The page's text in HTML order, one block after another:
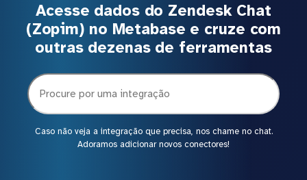
Acesse dados do Zendesk Chat
(Zopim) no Metabase e cruze com
outras dezenas de ferramentas
Caso não veja a integração que precisa, nos chame no chat.
Adoramos adicionar novos conectores!